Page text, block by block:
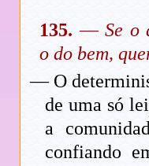
135. —Se o
o do bem,
— O
de uma só
a
confiando